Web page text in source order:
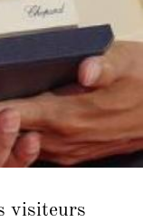
visiteurs